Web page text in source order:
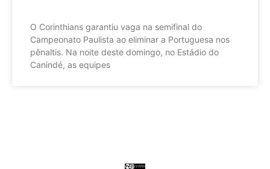
O Corinthians garantiu vaga na semifinal do
Campeonato Paulista ao eliminar a Portuguesa nos
pênaltis. Na noite deste domingo, no Estádio do
Canindé, as equipes